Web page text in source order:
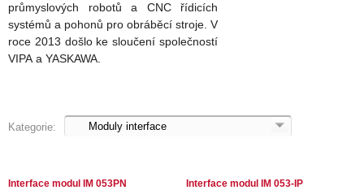
průmyslových robotů a CNC řídicích
systémů a pohonů pro obráběcí stroje. V
roce 2013 došlo ke sloučení společností
VIPA a YASKAWA.
Kategorie:
Interface modul IM 053PN Interface modul IM 053-IP